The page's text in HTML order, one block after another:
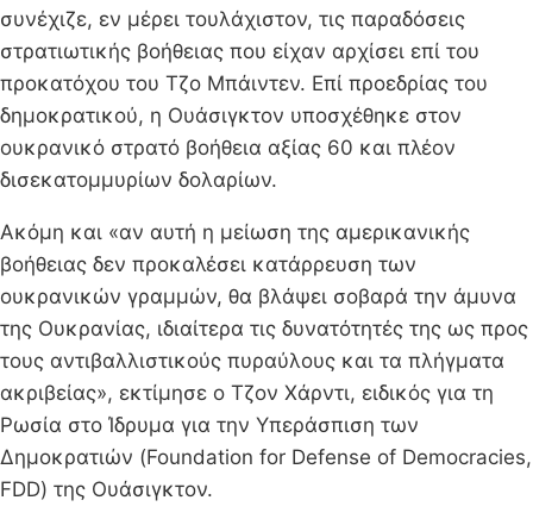
συνέχιζε, εν μέρει τουλάχιστον, τις παραδόσεις
στρατιωτικής βοήθειας που είχαν αρχίσει επί του
προκατόχου του Τζο Μπάιντεν. Επί προεδρίας του
δημοκρατικού, η Ουάσιγκτον υποσχέθηκε στον
ουκρανικό στρατό βοήθεια αξίας 60 και πλέον
δισεκατομμυρίων δολαρίων.
Ακόμη και «αν αυτή η μείωση της αμερικανικής
βοήθειας δεν προκαλέσει κατάρρευση των
ουκρανικών γραμμών, θα βλάψει σοβαρά την άμυνα
της Ουκρανίας, ιδιαίτερα τις δυνατότητές της ως προς
τους αντιβαλλιστικούς πυραύλους και τα πλήγματα
ακριβείας», εκτίμησε ο Τζον Χάρντι, ειδικός για τη
Ρωσία στο Ίδρυμα για την Υπεράσπιση των
Δημοκρατιών (Foundation for Defense of Democracies,
FDD) της Ουάσιγκτον.